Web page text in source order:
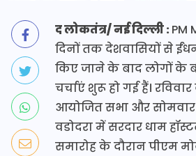
द लोकतंत्र/ नई दिल्ली :PM
दिनों तक देशवासियों से
किए जाने के बाद लोगों के
चर्चाएं शुरू हो गई हैं।
आयोजित सभा और
वडोदरा में सरदार धाम
समारोह के दौरान पीएम